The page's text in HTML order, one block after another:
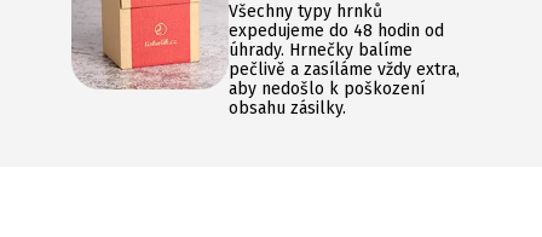
Všechny typy hrnků
expedujeme do 48 hodin od
úhrady. Hrnečky balíme
pečlivě a zasíláme vždy extra,
aby nedošlo k poškození
obsahu zásilky.